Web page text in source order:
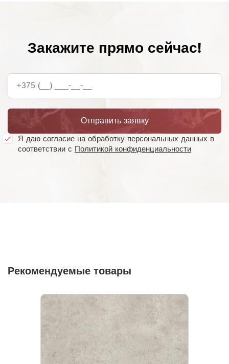
Закажите прямо сейчас!
+375 (__) ___-__-__
Отправить заявку
Я даю согласие на обработку персональных данных в
соответствии с Политикой конфиденциальности
Рекомендуемые товары